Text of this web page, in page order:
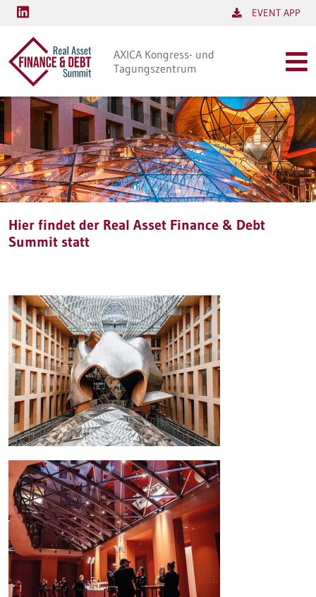
EVENT APP
AXICA Kongress- und
Tagungszentrum
Hier findet der Real Asset Finance & Debt
Summit statt